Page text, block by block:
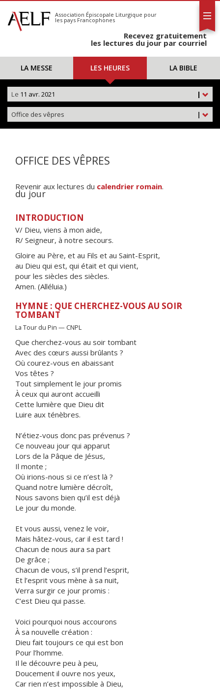
S'abonner
Calendrier
Association Épiscopale Liturgique pour
les pays Francophones
Recevez gratuitement
les lectures du jour par courriel
LA MESSE LES HEURES LA BIBLE
|
Le 11 avr. 2021
|
Office des vêpres
OFFICE DES VÊPRES
Revenir aux lectures du calendrier romain.
du jour
INTRODUCTION
V/ Dieu, viens à mon aide,
R/ Seigneur, à notre secours.
Gloire au Père, et au Fils et au Saint-Esprit,
au Dieu qui est, qui était et qui vient,
pour les siècles des siècles.
Amen. (Alléluia.)
HYMNE : QUE CHERCHEZ-VOUS AU SOIR
TOMBANT
La Tour du Pin — CNPL
Que cherchez-vous au soir tombant
Avec des cœurs aussi brûlants ?
Où courez-vous en abaissant
Vos têtes ?
Tout simplement le jour promis
À ceux qui auront accueilli
Cette lumière que Dieu dit
Luire aux ténèbres.
N’étiez-vous donc pas prévenus ?
Ce nouveau jour qui apparut
Lors de la Pâque de Jésus,
Il monte ;
Où irions-nous si ce n’est là ?
Quand notre lumière décroît,
Nous savons bien qu’il est déjà
Le jour du monde.
Et vous aussi, venez le voir,
Mais hâtez-vous, car il est tard !
Chacun de nous aura sa part
De grâce ;
Chacun de vous, s’il prend l’esprit,
Et l’esprit vous mène à sa nuit,
Verra surgir ce jour promis :
C’est Dieu qui passe.
Voici pourquoi nous accourons
À sa nouvelle création :
Dieu fait toujours ce qui est bon
Pour l’homme.
Il le découvre peu à peu,
Doucement il ouvre nos yeux,
Car rien n’est impossible à Dieu,